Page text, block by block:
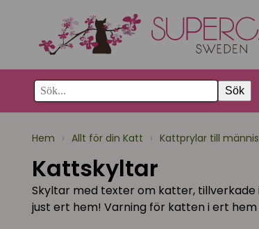
Sök
Hem › Allt för din Katt › Kattprylar till
Kattskyltar
Skyltar med texter om katter,
just ert hem! Varning för katten i ert